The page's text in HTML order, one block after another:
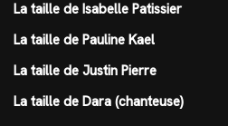
La taille de Isabelle Patissier
La taille de Pauline Kael
La taille de Justin Pierre
La taille de Dara (chanteuse)